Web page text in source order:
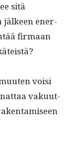
sitä
jäl­keen ener­
fir­maan
voisi
vaku­ut­